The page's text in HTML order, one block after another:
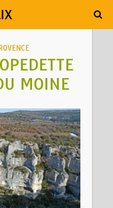
MOINE